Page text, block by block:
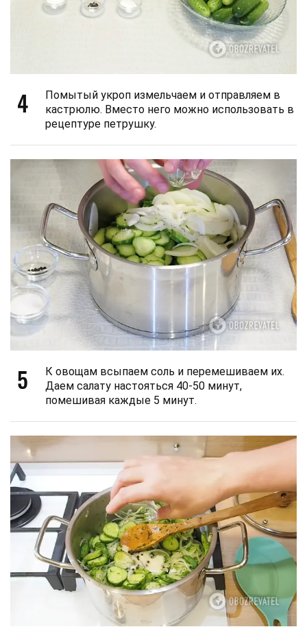
4
Помытый укроп измельчаем и отправляем в
кастрюлю. Вместо него можно использовать в
рецептуре петрушку.
5
К овощам всыпаем соль и перемешиваем их.
Даем салату настояться 40-50 минут,
помешивая каждые 5 минут.